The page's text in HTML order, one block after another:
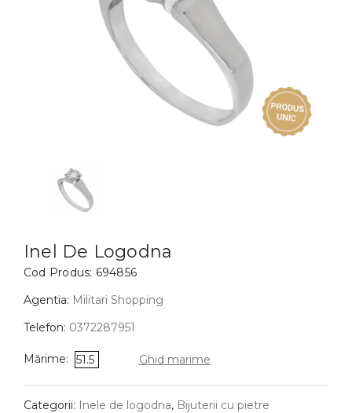
BIJUTERII COPII
Cercei
Bratari
Coliere
Lanturi
Pandantive
DIAMANTE Vezi toate
Inel De Logodna
Cod Produs: 694856
Agentia: Militari Shopping
Telefon: 0372287951
Mărime: 51.5 Ghid marime
Categorii: Inele de logodna, Bijuterii cu pietre